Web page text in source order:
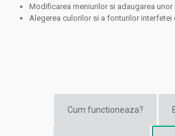
Modificarea meniurilor si adaugarea unor
Alegerea culorilor si a fonturilor interfetei
Cum functioneaza?